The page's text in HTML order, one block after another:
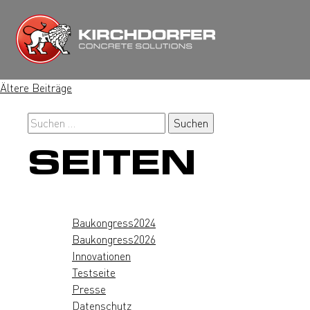
Inhalt
springen
Ältere Beiträge
Suchen
nach:
SEITEN
Baukongress2024
Baukongress2026
Innovationen
Testseite
Presse
Datenschutz